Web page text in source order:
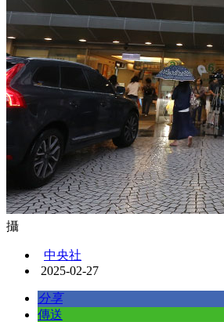
攝
中央社
2025-02-27
分享
傳送